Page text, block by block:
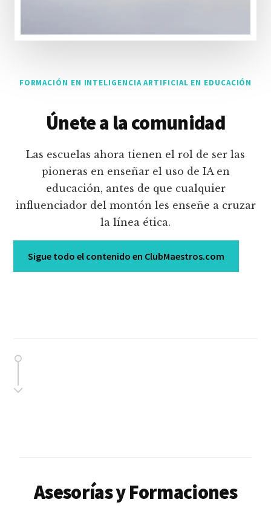
FORMACIÓN EN INTELIGENCIA ARTIFICIAL EN EDUCACIÓN
Únete a la comunidad
Las escuelas ahora tienen el rol de ser las
pioneras en enseñar el uso de IA en
educación, antes de que cualquier
influenciador del montón les enseñe a cruzar
la línea ética.
Sigue todo el contenido en ClubMaestros.com
Asesorías y Formaciones